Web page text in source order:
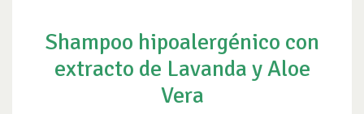
Shampoo hipoalergénico con
extracto de Lavanda y Aloe
Vera